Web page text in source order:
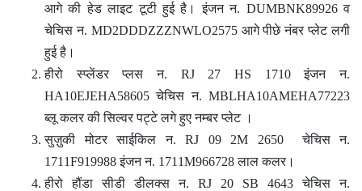
आगे की हेड लाइट टूटी हुई है। इंजन न. DUMBNK89926 व
चेचिस न. MD2DDDZZZNWLO2575 आगे पीछे नंबर प्लेट लगी
हुई है।
हीरो स्प्लेंडर प्लस न. RJ 27 HS 1710 इंजन न.
HA10EJEHA58605 चेचिस न. MBLHA10AMEHA77223
ब्लू कलर की सिल्वर पट्टे लगे हुए नम्बर प्लेट ।
सुज़ुकी मोटर साईकिल न. RJ 09 2M 2650 चेचिस न.
1711F919988 इंजन न. 1711M966728 लाल कलर।
हीरो हौंडा सीडी डीलक्स न. RJ 20 SB 4643 चेचिस न.